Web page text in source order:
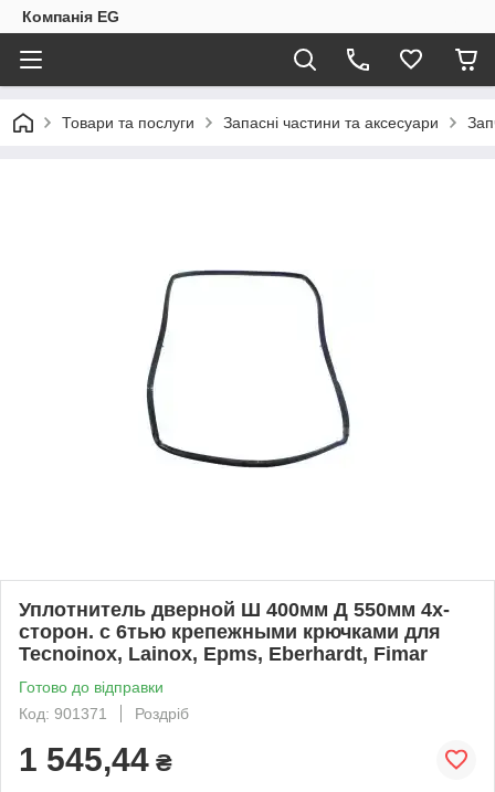
Компанія EG
Товари та послуги Запасні частини та аксесуари
Уплотнитель дверной Ш 400мм Д 550мм 4х-
сторон. с 6тью крепежными крючками для
Tecnoinox, Lainox, Epms, Eberhardt, Fimar
Готово до відправки
Код: 901371
Роздріб
1 545,44 ₴